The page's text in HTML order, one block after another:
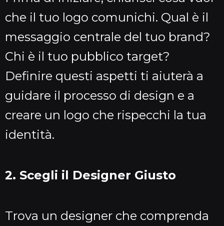
che il tuo logo comunichi. Qual è il
messaggio centrale del tuo brand?
Chi è il tuo pubblico target?
Definire questi aspetti ti aiuterà a
guidare il processo di design e a
creare un logo che rispecchi la tua
identità.
2. Scegli il Designer Giusto
Trova un designer che comprenda